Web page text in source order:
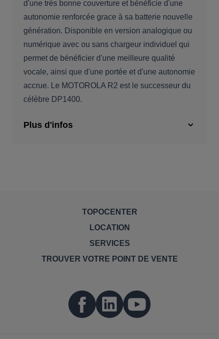
d'une très bonne couverture et bénéficie d'une
autonomie renforcée grace à sa batterie nouvelle
génération. Disponible en version analogique ou
numérique avec ou sans chargeur individuel qui
permet de bénéficier d'une meilleure qualité
vocale, ainsi que d'une portée et d'une autonomie
accrue. Le MOTOROLA R2 est le successeur du
célèbre DP1400.
Plus d'infos
TOPOCENTER
LOCATION
SERVICES
TROUVER VOTRE POINT DE VENTE